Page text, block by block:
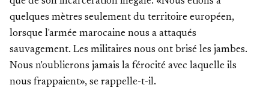
quelques mètres seulement du territoire européen,
lorsque l'armée marocaine nous a attaqués
sauvagement. Les militaires nous ont brisé les jambes.
Nous n'oublierons jamais la férocité avec laquelle ils
nous frappaient», se rappelle-t-il.